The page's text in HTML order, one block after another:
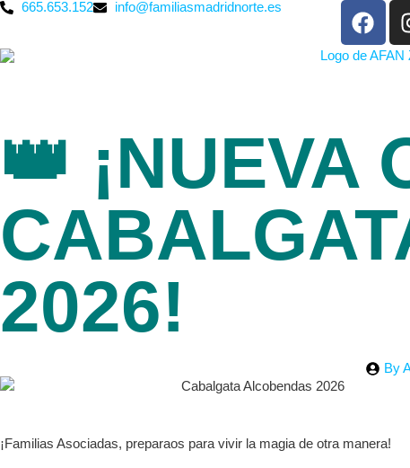
665.653.152 info@familiasmadridnorte.es
👑 ¡NUEVA
2026!
By
¡Familias Asociadas, preparaos para vivir la magia de otra manera!